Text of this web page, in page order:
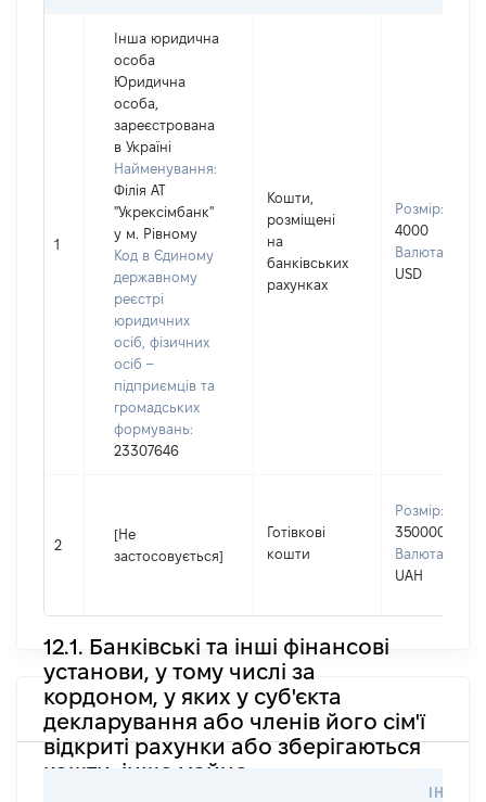
1
Інша юридична
особа
Юридична
особа,
зареєстрована
в Україні
Найменування:
Філія АТ
''Укрексімбанк''
у м. Рівному
Код в Єдиному
державному
реєстрі
юридичних
осіб, фізичних
осіб –
підприємців та
громадських
формувань:
23307646
Кошти,
розміщені
на
банківських
рахунках
Розмір:
4000
Валюта:
USD
2
[Не
застосовується]
Готівкові
кошти
Розмір:
350000
Валюта:
UAH
12.1. Банківські та інші фінансові
установи, у тому числі за
кордоном, у яких у суб'єкта
декларування або членів його сім'ї
відкриті рахунки або зберігаються
кошти, інше майно